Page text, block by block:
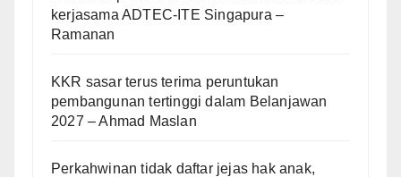
kerjasama ADTEC-ITE Singapura –
Ramanan
KKR sasar terus terima peruntukan
pembangunan tertinggi dalam Belanjawan
2027 – Ahmad Maslan
Perkahwinan tidak daftar jejas hak anak,